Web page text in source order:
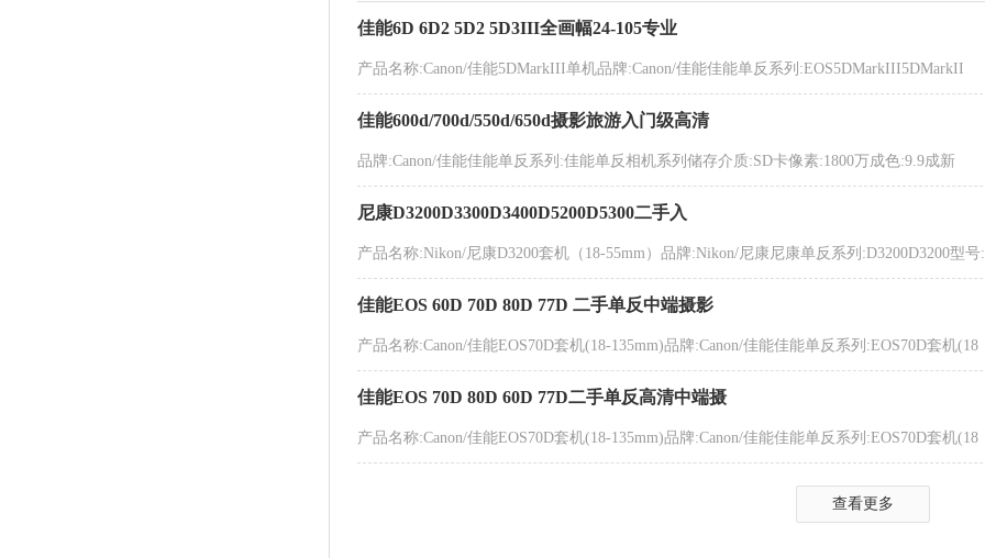
佳能6D 6D2 5D2 5D3III全画幅24-105专业
产品名称:Canon/佳能5DMarkIII单机品牌:Canon/佳能佳能单反系列:EOS5DMarkIII5DMarkII
佳能600d/700d/550d/650d摄影旅游入门级高清
品牌:Canon/佳能佳能单反系列:佳能单反相机系列储存介质:SD卡像素:1800万成色:9.9成新
尼康D3200D3300D3400D5200D5300二手入
产品名称:Nikon/尼康D3200套机（18-55mm）品牌:Nikon/尼康尼康单反系列:D3200D3200型号
佳能EOS 60D 70D 80D 77D 二手单反中端摄影
产品名称:Canon/佳能EOS70D套机(18-135mm)品牌:Canon/佳能佳能单反系列:EOS70D套机(18
佳能EOS 70D 80D 60D 77D二手单反高清中端摄
产品名称:Canon/佳能EOS70D套机(18-135mm)品牌:Canon/佳能佳能单反系列:EOS70D套机(18
查看更多